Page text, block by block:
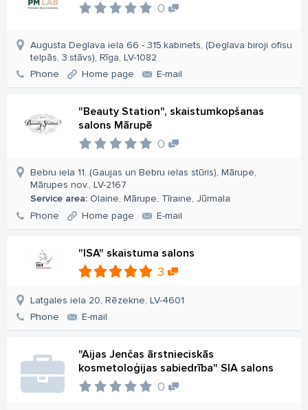
0
Augusta Deglava iela 66 - 315.kabinets, (Deglava biroji ofisu
telpās, 3.stāvs), Rīga, LV-1082
Phone
Home page E-mail
"Beauty Station", skaistumkopšanas
salons Mārupē
0
Bebru iela 11, (Gaujas un Bebru ielas stūris), Mārupe,
Mārupes nov., LV-2167
Service area: Olaine, Mārupe, Tīraine, Jūrmala
Phone
Home page E-mail
"ISA" skaistuma salons
3
Latgales iela 20, Rēzekne, LV-4601
Phone
E-mail
"Aijas Jenčas ārstnieciskās
kosmetoloģijas sabiedrība" SIA salons
0